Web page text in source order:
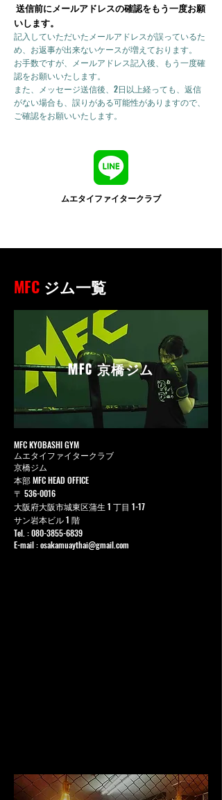
送信前にメールアドレスの確認をもう一度お願
いします。
記入していただいたメールアドレスが誤っているた
め、お返事が出来ないケースが増えております。
お手数ですが、メールアドレス記入後、もう一度確
認をお願いいたします。
また、メッセージ送信後、2日以上経っても、返信
がない場合も、誤りがある可能性がありますので、
ご確認をお願いいたします。
ムエタイファイタークラブ
MFC ジム一覧
MFC京橋ジム
MFC KYOBASHI GYM
ムエタイファイタークラブ
京橋ジム
本部 MFC HEAD OFFICE
〒 536-0016
大阪府大阪市城東区蒲生 1 丁目 1-17
サン岩本ビル 1 階
Tel. :080-3855-6839
E-mail :osakamuaythai@gmail.com